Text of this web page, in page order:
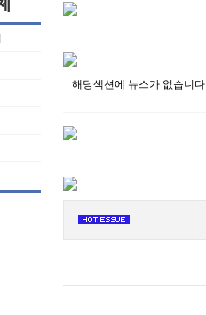
울산시, 2026년 공무
대구관광협회 2026
해당섹션에 뉴스가 없습니다